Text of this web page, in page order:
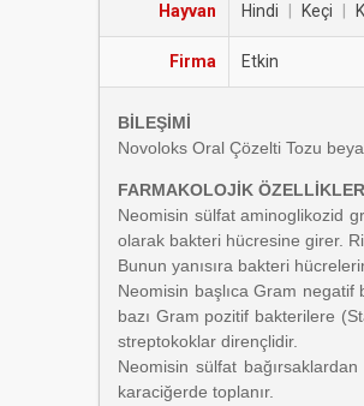
Hayvan Hindi Keçi
Firma Etkin
BİLEŞİMİ
Novoloks Oral Çözelti Tozu
FARMAKOLOJİK
Neomisin sülfat aminoglikozid
olarak bakteri hücresine girer.
Bunun yanısıra bakteri
Neomisin başlıca Gram
bazı Gram pozitif bakterilere
streptokoklar dirençlidir.
Neomisin sülfat
karaciğerde toplanır.